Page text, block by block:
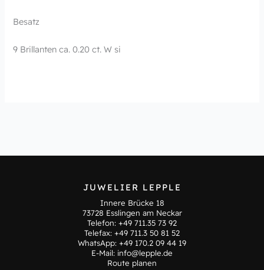
Besatz
9 Brillanten ca. 0.20 ct. W si
JUWELIER LEPPLE
Innere Brücke 18
73728 Esslingen am Neckar
Telefon: +49 711.35 73 92
Telefax: +49 711.3 50 81 52
WhatsApp: +49 170.2 09 44 19
E-Mail: info@lepple.de
Route planen